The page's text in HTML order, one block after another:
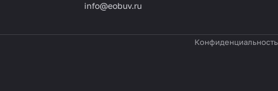
info@eobuv.ru
Конфиденциальность